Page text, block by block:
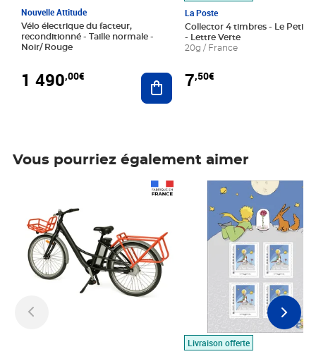
Nouvelle Attitude
Vélo électrique du facteur,
reconditionné - Taille normale -
Noir/ Rouge
1 490,00€ Ajouter au panier
La Poste
Collector 4 timbres - Le Petit
- Lettre Verte
20g / France
7,50€
Vous pourriez également aimer
Livraison offerte
Prix 7,50€